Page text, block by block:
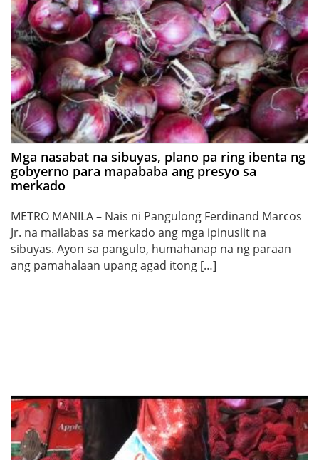
Mga nasabat na sibuyas, plano pa ring ibenta ng
gobyerno para mapababa ang presyo sa
merkado
METRO MANILA – Nais ni Pangulong Ferdinand Marcos
Jr. na mailabas sa merkado ang mga ipinuslit na
sibuyas. Ayon sa pangulo, humahanap na ng paraan
ang pamahalaan upang agad itong […]